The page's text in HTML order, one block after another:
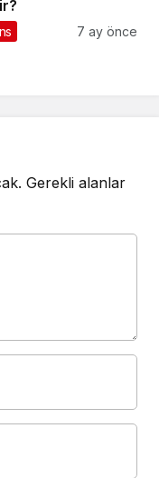
7 ay önce
Gerekli alanlar